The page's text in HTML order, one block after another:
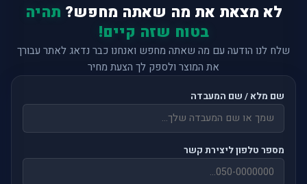
לא מצאת את מה שאתה מחפש? תהיה
בטוח שזה קיים!
שלח לנו הודעה עם מה שאתה מחפש ואנחנו כבר נדאג לאתר עבורך
את המוצר ולספק לך הצעת מחיר
שם מלא / שם המעבדה
מספר טלפון ליצירת קשר